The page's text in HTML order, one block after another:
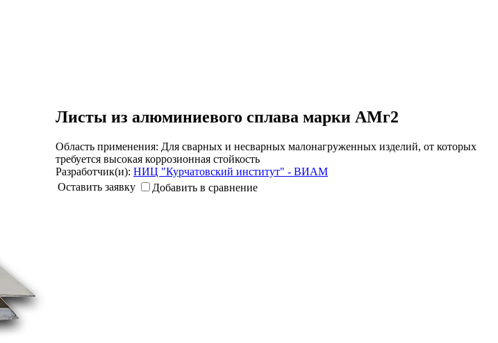
Листы из алюминиевого сплава марки АМг2
Область применения: Для сварных и несварных малонагруженных изделий, от которых
требуется высокая коррозионная стойкость
Разработчик(и): НИЦ "Курчатовский институт" - ВИАМ
Оставить заявку
Добавить в сравнение